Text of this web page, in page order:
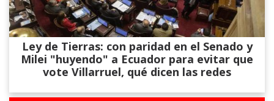
Ley de Tierras: con paridad en el Senado y
Milei "huyendo" a Ecuador para evitar que
vote Villarruel, qué dicen las redes